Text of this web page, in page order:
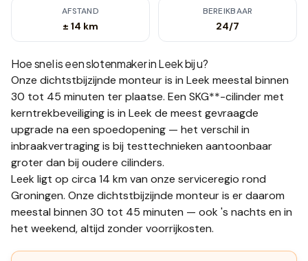
AFSTAND
± 14 km
BEREIKBAAR
24/7
Hoe snel is een slotenmaker inLeekbij u?
Onze dichtstbijzijnde monteur is in Leek meestal binnen
30 tot 45 minuten ter plaatse. Een SKG**-cilinder met
kerntrekbeveiliging is in Leek de meest gevraagde
upgrade na een spoedopening — het verschil in
inbraakvertraging is bij testtechnieken aantoonbaar
groter dan bij oudere cilinders.
Leek ligt op circa 14 km van onze serviceregio rond
Groningen. Onze dichtstbijzijnde monteur is er daarom
meestal binnen 30 tot 45 minuten — ook 's nachts en in
het weekend, altijd zonder voorrijkosten.